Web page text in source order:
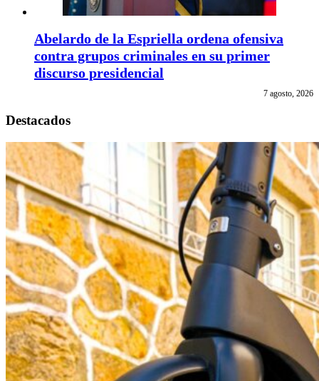
Abelardo de la Espriella ordena ofensiva
contra grupos criminales en su primer
discurso presidencial
7 agosto, 2026
Destacados